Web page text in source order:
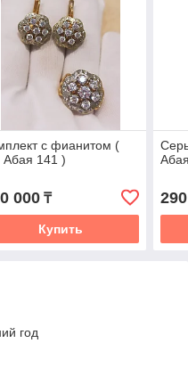
с фианитом (
Абая 141 )
000₸
Купить
год